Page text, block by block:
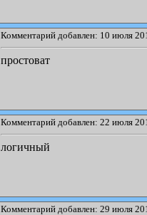
Комментарий добавлен: 10 июля
простоват
Комментарий добавлен: 22 июля
логичный
Комментарий добавлен: 29 июля